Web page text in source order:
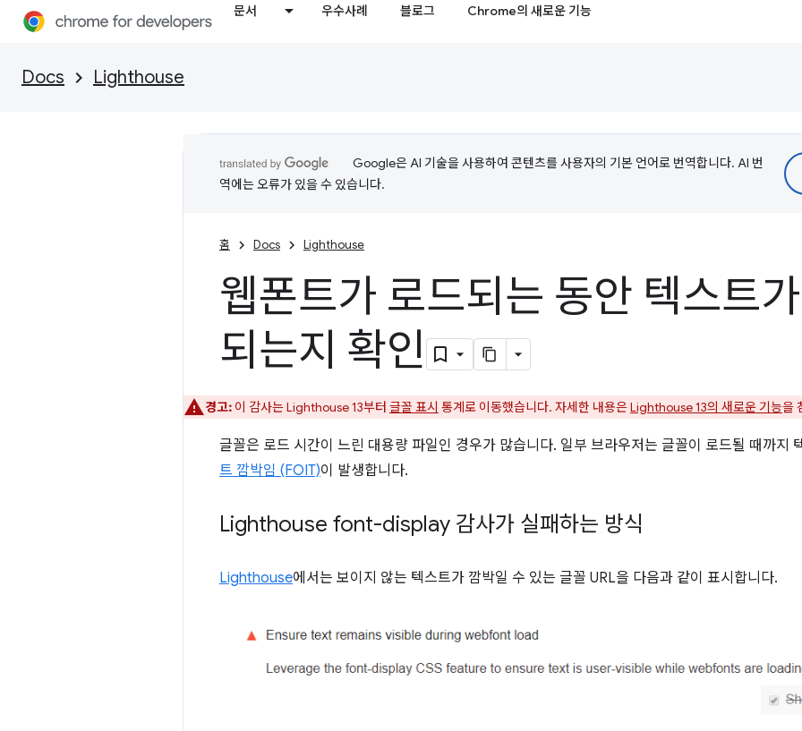
문서 우수사례 블로그 Chrome의 새로운 기능
Docs Lighthouse
Google은 AI 기술을 사용하여 콘텐츠를 사용자의 기본 언어로 번역합니다. AI 번
역에는 오류가 있을 수 있습니다.
홈 Docs Lighthouse
웹폰트가 로드되는 동안 텍스트
되는지 확인
경고: 이 감사는 Lighthouse 13부터 글꼴 표시 통계로 이동했습니다. 자세한 내용은Lighthouse 13의 새로운 기능을
글꼴은 로드 시간이 느린 대용량 파일인 경우가 많습니다. 일부 브라우저는 글꼴이 로드될 때까지
트 깜박임 (FOIT)이 발생합니다.
Lighthouse font-display 감사가 실패하는 방식
Lighthouse에서는 보이지 않는 텍스트가 깜박일 수 있는 글꼴 URL을 다음과 같이 표시합니다.